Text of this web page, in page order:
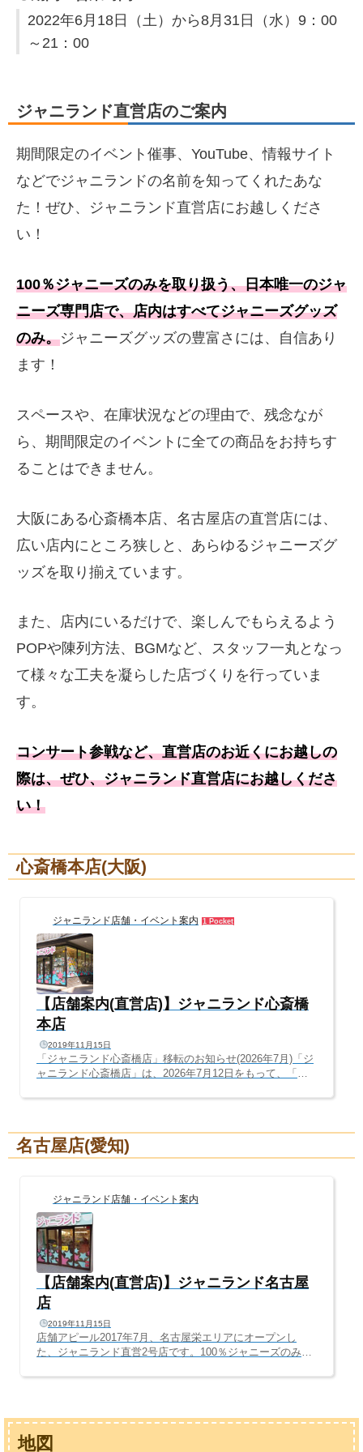
2022年6月18日（土）から8月31日（水）9：00
～21：00
ジャニランド直営店のご案内
期間限定のイベント催事、YouTube、情報サイト
などでジャニランドの名前を知ってくれたあな
た！ぜひ、ジャニランド直営店にお越しくださ
い！
100％ジャニーズのみを取り扱う、日本唯一のジャ
ニーズ専門店で、店内はすべてジャニーズグッズ
のみ。ジャニーズグッズの豊富さには、自信あり
ます！
スペースや、在庫状況などの理由で、残念なが
ら、期間限定のイベントに全ての商品をお持ちす
ることはできません。
大阪にある心斎橋本店、名古屋店の直営店には、
広い店内にところ狭しと、あらゆるジャニーズグ
ッズを取り揃えています。
また、店内にいるだけで、楽しんでもらえるよう
POPや陳列方法、BGMなど、スタッフ一丸となっ
て様々な工夫を凝らした店づくりを行っていま
す。
コンサート参戦など、直営店のお近くにお越しの
際は、ぜひ、ジャニランド直営店にお越しくださ
い！
心斎橋本店(大阪)
ジャニランド店舗・イベント案内 1 Pocket
【店舗案内(直営店)】ジャニランド心斎橋
本店
2019年11月15日
「ジャニランド心斎橋店」移転のお知らせ(2026年7月)「ジ
ャニランド心斎橋店」は、2026年7月12日をもって、「梅
りました。2015年、旧ジャニショ跡地に開店して以来、11
と見やすく、もっと掘り出し物が見つかるお店へ進化しま
す！引き続き、「ジャニランド/Plus K 梅田茶屋町店」への
ご来店、ご利用心よりお待ちしております。━━━━━━
━いつもジャニ...
名古屋店(愛知)
ジャニランド店舗・イベント案内
【店舗案内(直営店)】ジャニランド名古屋
店
2019年11月15日
店舗アピール2017年7月、名古屋栄エリアにオープンし
た、ジャニランド直営2号店です。100％ジャニーズのみを
ジャニーズグッズのみ。ジャニーズのみに特化したからこ
レゴランド、ジブリ好きのジブリパーク。ジャニランド
は、ジャニーズファンの夢の国、ディズニーランドを目指
地図